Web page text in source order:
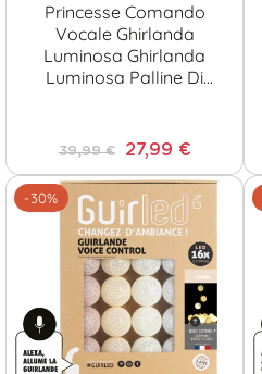
Princesse Comando
Vocale Ghirlanda
Luminosa Ghirlanda
Luminosa Palline Di
39,99 € 27,99 €
-30%